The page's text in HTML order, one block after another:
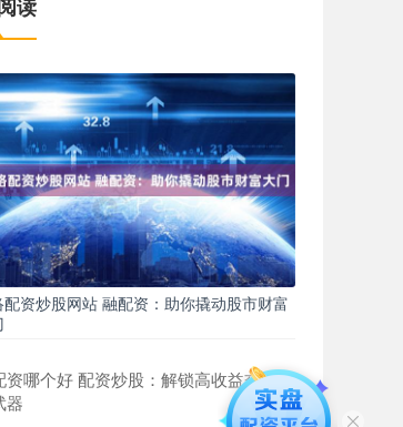
读
配资炒股网站 融配资：助你撬动股市财富
资哪个好 配资炒股：解锁高收益交易的
器